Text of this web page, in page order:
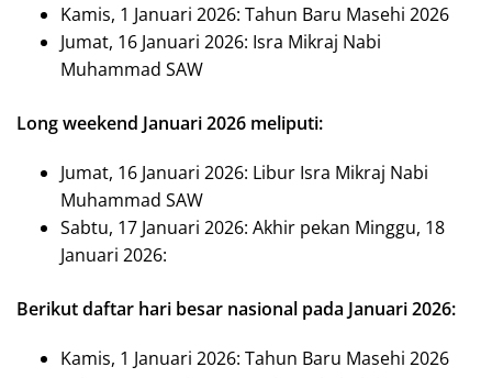
Kamis, 1 Januari 2026: Tahun Baru Masehi 2026
Jumat, 16 Januari 2026: Isra Mikraj Nabi
Muhammad SAW
Long weekend Januari 2026 meliputi:
Jumat, 16 Januari 2026: Libur Isra Mikraj Nabi
Muhammad SAW
Sabtu, 17 Januari 2026: Akhir pekan Minggu, 18
Januari 2026:
Berikut daftar hari besar nasional pada Januari 2026:
Kamis, 1 Januari 2026: Tahun Baru Masehi 2026